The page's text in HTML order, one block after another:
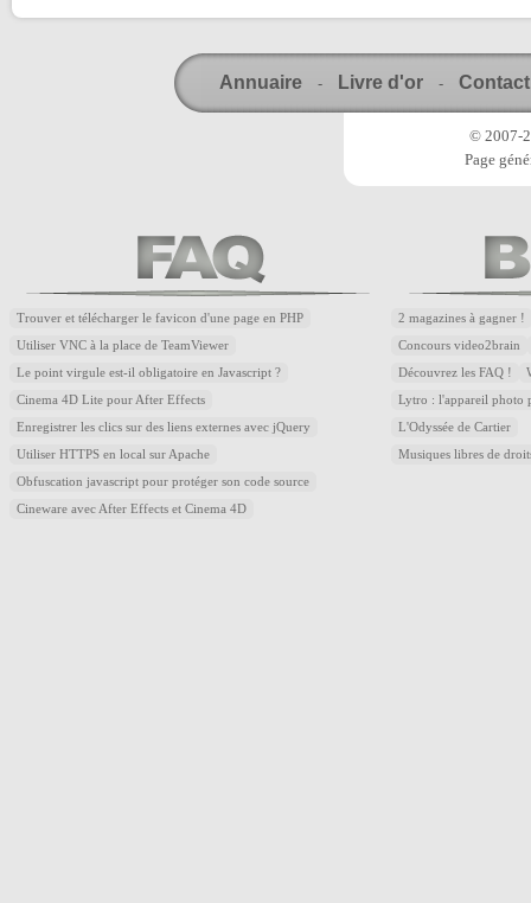
Annuaire - Livre d'or - Contact
© 2007-
Page
Trouver et télécharger le favicon d'une page en PHP
Utiliser VNC à la place de TeamViewer
Le point virgule est-il obligatoire en Javascript ?
Cinema 4D Lite pour After Effects
Enregistrer les clics sur des liens externes avec jQuery
Utiliser HTTPS en local sur Apache
Obfuscation javascript pour protéger son code source
Cineware avec After Effects et Cinema 4D
2 magazines à gagner !
Concours video2brain
Découvrez les FAQ !
Lytro : l'appareil photo
L'Odyssée de Cartier
Musiques libres de